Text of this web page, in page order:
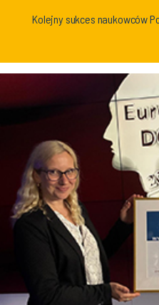
Kolejny sukces naukowców